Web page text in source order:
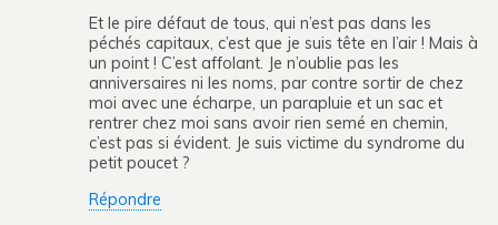
Et le pire défaut de tous, qui n’est pas dans les
péchés capitaux, c’est que je suis tête en l’air ! Mais à
un point ! C’est affolant. Je n’oublie pas les
anniversaires ni les noms, par contre sortir de chez
moi avec une écharpe, un parapluie et un sac et
rentrer chez moi sans avoir rien semé en chemin,
c’est pas si évident. Je suis victime du syndrome du
petit poucet ?
Répondre